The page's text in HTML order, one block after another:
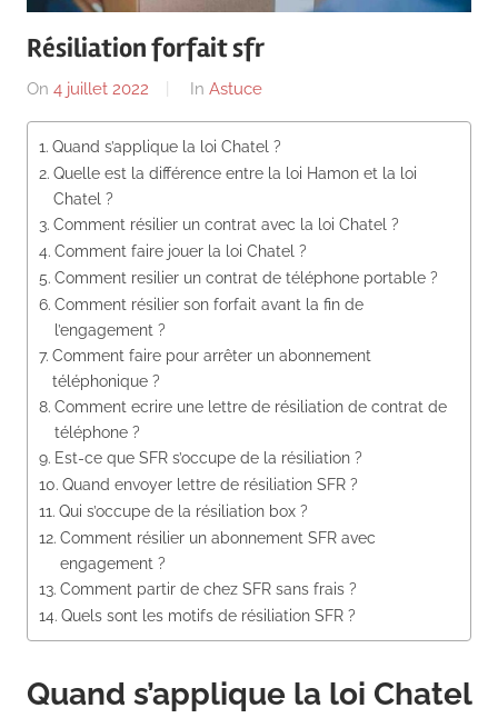
News
Résiliation forfait sfr
On 4 juillet 2022 By
In Astuce
Quand s’applique la loi Chatel ?
Quelle est la différence entre la loi Hamon et la loi
Chatel ?
Comment résilier un contrat avec la loi Chatel ?
Comment faire jouer la loi Chatel ?
Comment resilier un contrat de téléphone portable ?
Comment résilier son forfait avant la fin de
l’engagement ?
Comment faire pour arrêter un abonnement
téléphonique ?
Comment ecrire une lettre de résiliation de contrat de
téléphone ?
Est-ce que SFR s’occupe de la résiliation ?
Quand envoyer lettre de résiliation SFR ?
Qui s’occupe de la résiliation box ?
Comment résilier un abonnement SFR avec
engagement ?
Comment partir de chez SFR sans frais ?
Quels sont les motifs de résiliation SFR ?
Quand s’applique la loi Chatel